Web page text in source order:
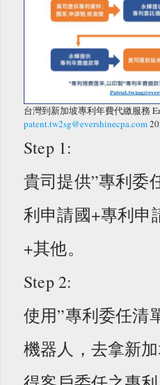
台灣到新加坡專利年費代繳服務
patent.tw2sg@evershinecpa.com
Step 1:
貴司提供”專利委
利申請國+專利申
+其他。
Step 2:
使用”專利委任清
機器人，去拿新